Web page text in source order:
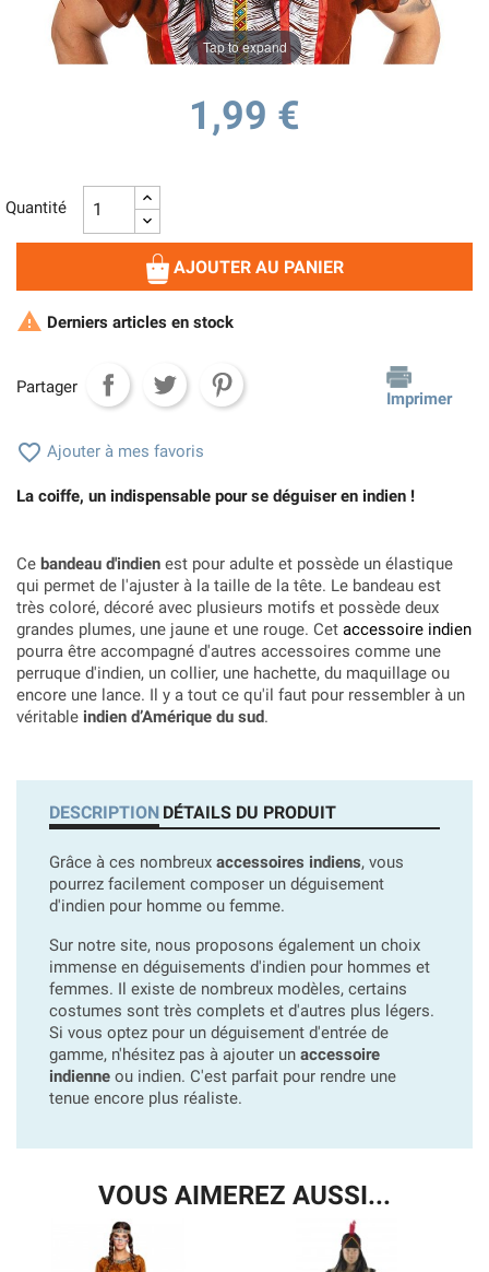
Tap to expand
1,99 €
Quantité
AJOUTER AU PANIER
 Derniers articles en stock
Partager
Imprimer
 Ajouter à mes favoris
La coiffe, un indispensable pour se déguiser en indien !
Ce bandeau d'indien est pour adulte et possède un élastique
qui permet de l'ajuster à la taille de la tête. Le bandeau est
très coloré, décoré avec plusieurs motifs et possède deux
grandes plumes, une jaune et une rouge. Cet accessoire indien
pourra être accompagné d'autres accessoires comme une
perruque d'indien, un collier, une hachette, du maquillage ou
encore une lance. Il y a tout ce qu'il faut pour ressembler à un
véritable indien d’Amérique du sud.
DESCRIPTION DÉTAILS DU PRODUIT
Grâce à ces nombreux accessoires indiens, vous
pourrez facilement composer un déguisement
d'indien pour homme ou femme.
Sur notre site, nous proposons également un choix
immense en déguisements d'indien pour hommes et
femmes. Il existe de nombreux modèles, certains
costumes sont très complets et d'autres plus légers.
Si vous optez pour un déguisement d'entrée de
gamme, n'hésitez pas à ajouter un accessoire
indienne ou indien. C'est parfait pour rendre une
tenue encore plus réaliste.
VOUS AIMEREZ AUSSI...